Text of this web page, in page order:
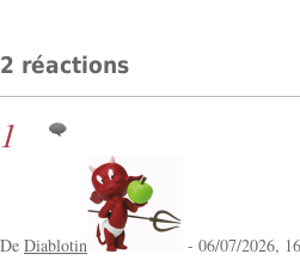
2 réactions
1
De Diablotin - 06/07/2026,